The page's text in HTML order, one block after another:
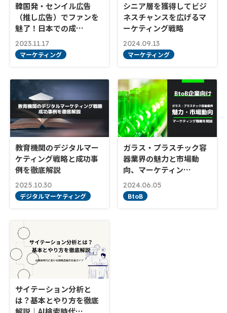
韓国発・センイル広告
（推し広告）でファンを
魅了！日本での成…
2023.11.17
マーケティング
シニア層を獲得してビジ
ネスチャンスを広げるマ
ーケティング戦略
2024.09.13
マーケティング
教育機関のデジタルマー
ケティング戦略と成功事
例を徹底解説
2025.10.30
デジタルマーケティング
ガラス・プラスチック容
器業界の魅力と市場動
向、マーケティン…
2024.06.05
BtoB
サイテーション分析と
は？基本とやり方を徹底